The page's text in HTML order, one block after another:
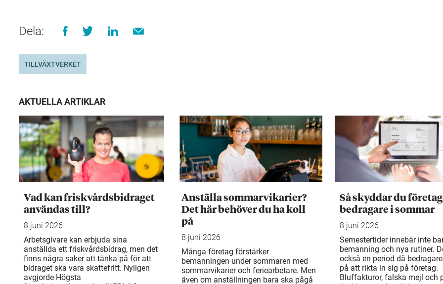
Dela:
TILLVÄXTVERKET
AKTUELLA ARTIKLAR
Vad kan friskvårdsbidraget
användas till?
8 juni 2026
Arbetsgivare kan erbjuda sina
anställda ett friskvårdsbidrag, men det
finns några saker att tänka på för att
bidraget ska vara skattefritt. Nyligen
avgjorde Högsta
Anställa sommarvikarier?
Det här behöver du ha koll
på
8 juni 2026
Många företag förstärker
bemanningen under sommaren med
sommarvikarier och feriearbetare. Men
även om anställningen bara ska pågå
Så skyddar du
bedragare i sommar
8 juni 2026
Semestertider innebär inte
bemanning och nya rutiner.
också en period då
på att rikta in sig på företag.
Bluffakturor, falska mejl och